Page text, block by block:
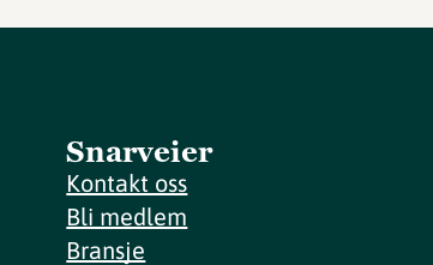
Snarveier
Kontakt oss
Bli medlem
Bransje